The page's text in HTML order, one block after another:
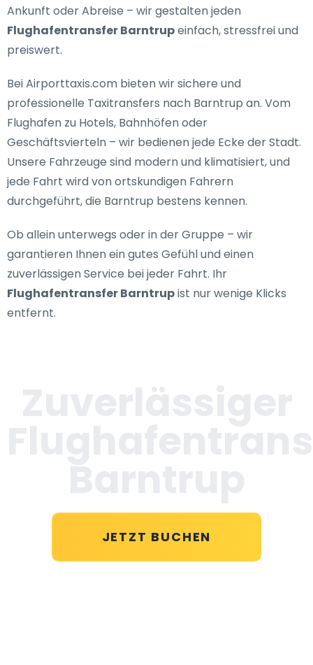
Ankunft oder Abreise – wir gestalten jeden
Flughafentransfer Barntrupeinfach, stressfrei und
preiswert.
Bei Airporttaxis.com bieten wirsichere und
professionelle Taxitransfers nach Barntrup an. Vom
Flughafen zu Hotels, Bahnhöfen oder
Geschäftsvierteln – wir bedienen jede Ecke der Stadt.
Unsere Fahrzeuge sind modern und klimatisiert, und
jede Fahrt wird von ortskundigen Fahrern
durchgeführt, die Barntrup bestens kennen.
Ob allein unterwegs oder in der Gruppe – wir
garantieren Ihnen ein gutes Gefühl und einen
zuverlässigen Service bei jeder Fahrt. Ihr
Flughafentransfer Barntrupist nur wenige Klicks
entfernt.
JETZT BUCHEN